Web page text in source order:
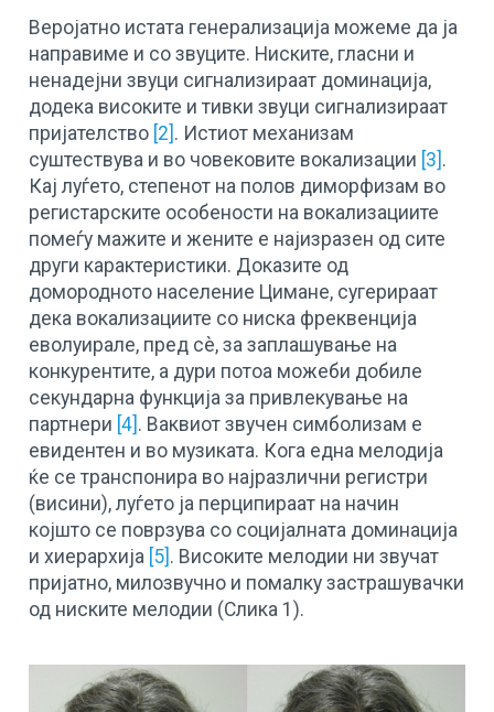
Веројатно истата генерализација можеме да ја
направиме и со звуците. Ниските, гласни и
ненадејни звуци сигнализираат доминација,
додека високите и тивки звуци сигнализираат
пријателство [2] . Истиот механизам
суштествува и во човековите вокализации [3] .
Кај луѓето, степенот на полов диморфизам во
регистарските особености на вокализациите
помеѓу мажите и жените е најизразен од сите
други карактеристики. Доказите од
домородното население Цимане, сугерираат
дека вокализациите со ниска фреквенција
еволуирале, пред сè, за заплашување на
конкурентите, а дури потоа можеби добиле
секундарна функција за привлекување на
партнери [4] . Ваквиот звучен симболизам е
евидентен и во музиката. Кога една мелодија
ќе се транспонира во најразлични регистри
(висини), луѓето ја перципираат на начин
којшто се поврзува со социјалната доминација
и хиерархија [5] . Високите мелодии ни звучат
пријатно, милозвучно и помалку застрашувачки
од ниските мелодии (Слика 1).